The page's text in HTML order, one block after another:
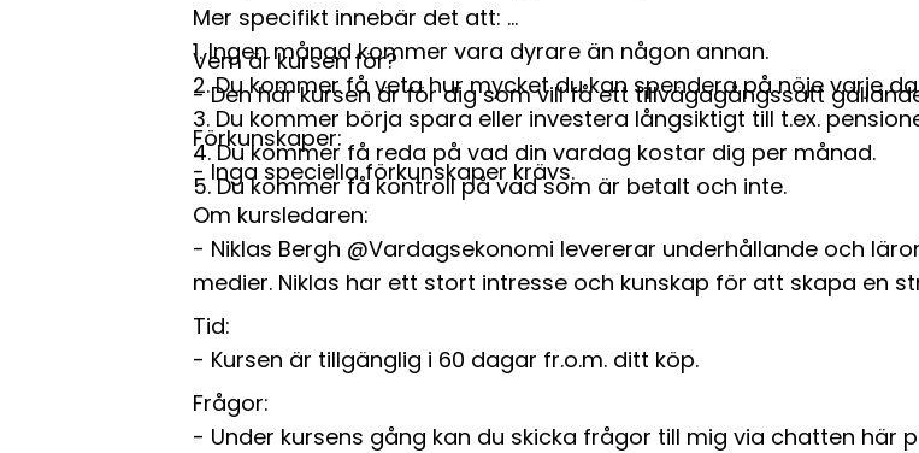
Mer specifikt innebär det att:
1. Ingen månad kommer vara dyrare än någon annan.
2. Du kommer få veta hur mycket du kan spendera på nöje varje
3. Du kommer börja spara eller investera långsiktigt till t.ex.
4. Du kommer få reda på vad din vardag kostar dig per månad.
5. Du kommer få kontroll på vad som är betalt och inte.
Vem är kursen för?
- Den här kursen är för dig som vill få ett tillvägagångssätt
Förkunskaper:
- Inga speciella förkunskaper krävs.
Om kursledaren:
- Niklas Bergh @Vardagsekonomi levererar underhållande och
medier. Niklas har ett stort intresse och kunskap för att skapa en
Tid:
- Kursen är tillgänglig i 60 dagar fr.o.m. ditt köp.
Frågor:
- Under kursens gång kan du skicka frågor till mig via chatten här